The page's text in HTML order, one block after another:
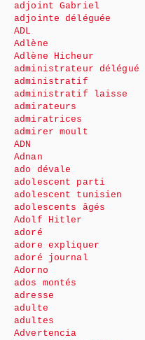
adjoint Gabriel
adjointe déléguée
ADL
Adlène
Adlène Hicheur
administrateur délégué
administratif
administratif laisse
admirateurs
admiratrices
admirer moult
ADN
Adnan
ado dévale
adolescent parti
adolescent tunisien
adolescents âgés
Adolf Hitler
adoré
adore expliquer
adoré journal
Adorno
ados montés
adresse
adulte
adultes
Advertencia